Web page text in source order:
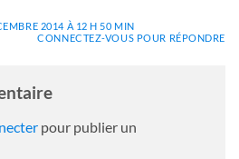
2014 À 12 H 50 MIN
CONNECTEZ-VOUS POUR RÉPONDRE
pour publier un